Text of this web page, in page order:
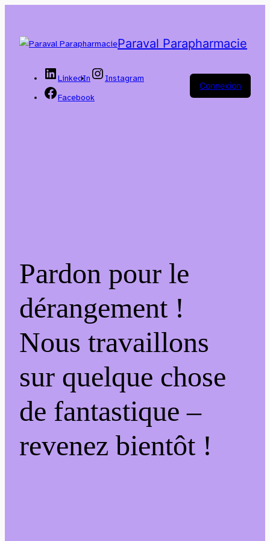
Paraval Parapharmacie
LinkedIn
Instagram
Facebook
Connexion
Pardon pour le
dérangement !
Nous travaillons
sur quelque chose
de fantastique –
revenez bientôt !